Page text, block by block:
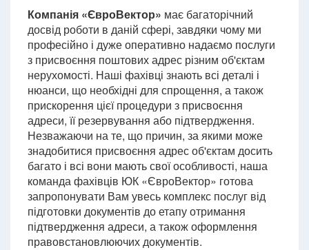
Компанія «ЄвроВектор» має багаторічний
досвід роботи в даній сфері, завдяки чому ми
професійно і дуже оперативно надаємо послуги
з присвоєння поштових адрес різним об'єктам
нерухомості. Наші фахівці знають всі деталі і
нюанси, що необхідні для спрощення, а також
прискорення цієї процедури з присвоєння
адреси, її резервування або підтвердження.
Незважаючи на те, що причин, за якими може
знадобитися присвоєння адрес об'єктам досить
багато і всі вони мають свої особливості, наша
команда фахівців ЮК «ЄвроВектор» готова
запропонувати Вам увесь комплекс послуг від
підготовки документів до етапу отримання
підтвердження адреси, а також оформлення
правовстановлюючих документів.